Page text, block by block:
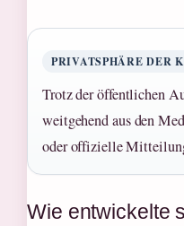
PRIVATSPHÄRE DER
Trotz der öffentlichen
weitgehend aus den
oder offizielle
Wie entwickelte